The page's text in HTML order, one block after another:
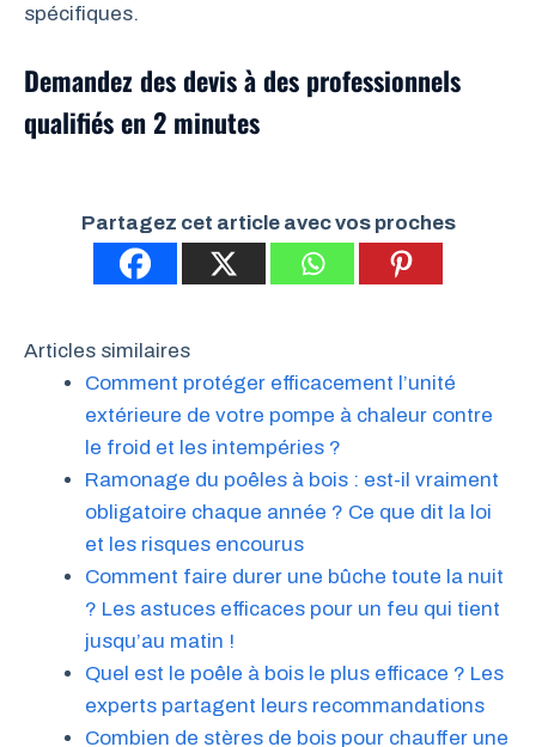
spécifiques.
Demandez des devis à des professionnels
qualifiés en 2 minutes
Partagez cet article avec vos proches
Articles similaires
Comment protéger efficacement l’unité
extérieure de votre pompe à chaleur contre
le froid et les intempéries ?
Ramonage du poêles à bois : est-il vraiment
obligatoire chaque année ? Ce que dit la loi
et les risques encourus
Comment faire durer une bûche toute la nuit
? Les astuces efficaces pour un feu qui tient
jusqu’au matin !
Quel est le poêle à bois le plus efficace ? Les
experts partagent leurs recommandations
Combien de stères de bois pour chauffer une